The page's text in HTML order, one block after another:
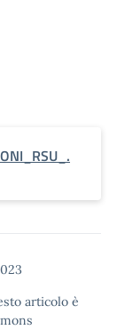
articolo è